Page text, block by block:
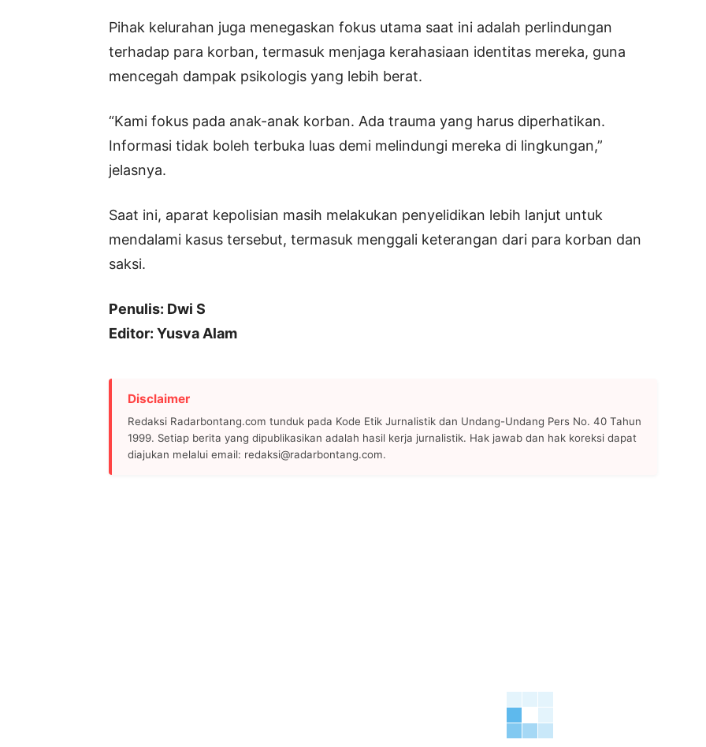
Pihak kelurahan juga menegaskan fokus utama saat ini adalah perlindungan
terhadap para korban, termasuk menjaga kerahasiaan identitas mereka, guna
mencegah dampak psikologis yang lebih berat.
“Kami fokus pada anak-anak korban. Ada trauma yang harus diperhatikan.
Informasi tidak boleh terbuka luas demi melindungi mereka di lingkungan,”
jelasnya.
Saat ini, aparat kepolisian masih melakukan penyelidikan lebih lanjut untuk
mendalami kasus tersebut, termasuk menggali keterangan dari para korban dan
saksi.
Penulis: Dwi S
Editor: Yusva Alam
Disclaimer
Redaksi Radarbontang.com tunduk pada Kode Etik Jurnalistik dan Undang-Undang Pers No. 40 Tahun
1999. Setiap berita yang dipublikasikan adalah hasil kerja jurnalistik. Hak jawab dan hak koreksi dapat
diajukan melalui email: redaksi@radarbontang.com.